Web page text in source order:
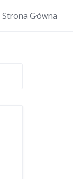
Strona Główna